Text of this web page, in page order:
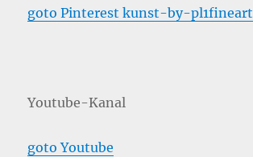
goto Pinterest kunst-by-pl1fineart
Youtube-Kanal
goto Youtube